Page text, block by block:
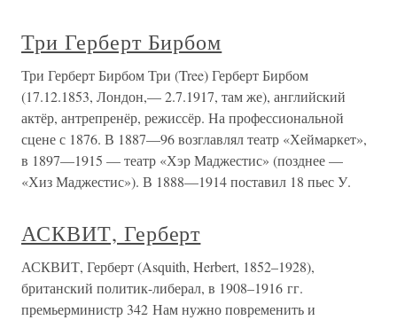
Три Герберт Бирбом
Три Герберт Бирбом Три (Tree) Герберт Бирбом
(17.12.1853, Лондон,— 2.7.1917, там же), английский
актёр, антрепренёр, режиссёр. На профессиональной
сцене с 1876. В 1887—96 возглавлял театр «Хеймаркет»,
в 1897—1915 — театр «Хэр Маджестис» (позднее —
«Хиз Маджестис»). В 1888—1914 поставил 18 пьес У.
АСКВИТ, Герберт
АСКВИТ, Герберт (Asquith, Herbert, 1852–1928),
британский политик-либерал, в 1908–1916 гг.
премьерминистр 342 Нам нужно повременить и